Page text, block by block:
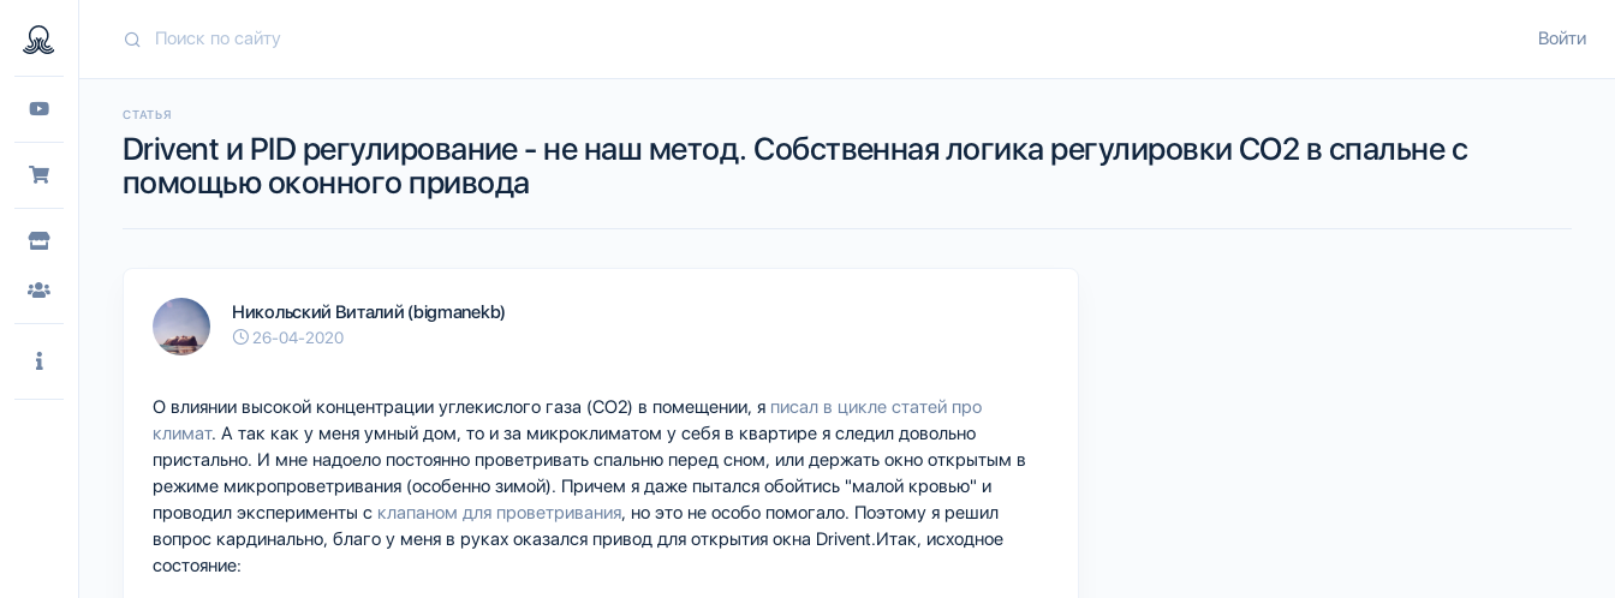
Войти
СТАТЬЯ
Drivent и PID регулирование - не наш метод. Собственная логика регулировки CO2 в спальне с
помощью оконного привода
Никольский Виталий (bigmanekb)
26-04-2020
О влиянии высокой концентрации углекислого газа (CO2) в помещении, я писал в цикле статей про
климат. А так как у меня умный дом, то и за микроклиматом у себя в квартире я следил довольно
пристально. И мне надоело постоянно проветривать спальню перед сном, или держать окно открытым в
режиме микропроветривания (особенно зимой). Причем я даже пытался обойтись "малой кровью" и
проводил эксперименты с клапаном для проветривания, но это не особо помогало. Поэтому я решил
вопрос кардинально, благо у меня в руках оказался привод для открытия окна Drivent.Итак, исходное
состояние: